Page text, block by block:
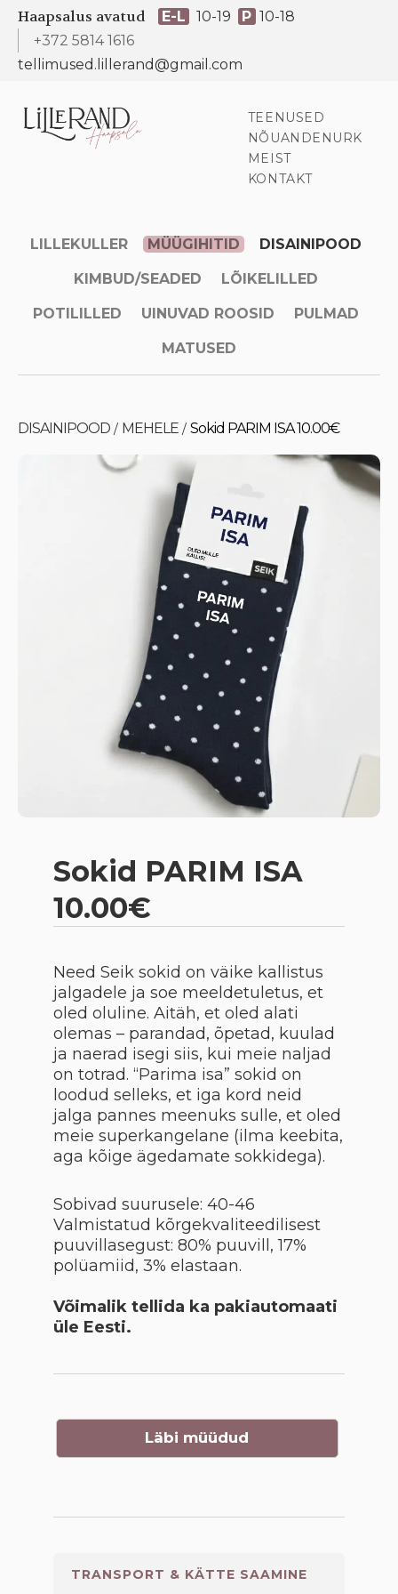
Haapsalus avatud E-L 10-19 P 10-18
+372 5814 1616
tellimused.lillerand@gmail.com
TEENUSED
NÕUANDENURK
MEIST
KONTAKT
LILLEKULLER MÜÜGIHITID DISAINIPOOD
KIMBUD/SEADED LÕIKELILLED
POTILILLED UINUVAD ROOSID PULMAD
MATUSED
DISAINIPOOD / MEHELE / Sokid PARIM ISA 10.00€
Sokid PARIM ISA
10.00€
Need Seik sokid on väike kallistus
jalgadele ja soe meeldetuletus, et
oled oluline. Aitäh, et oled alati
olemas – parandad, õpetad, kuulad
ja naerad isegi siis, kui meie naljad
on totrad. “Parima isa” sokid on
loodud selleks, et iga kord neid
jalga pannes meenuks sulle, et oled
meie superkangelane (ilma keebita,
aga kõige ägedamate sokkidega).
Sobivad suurusele: 40-46
Valmistatud kõrgekvaliteedilisest
puuvillasegust: 80% puuvill, 17%
polüamiid, 3% elastaan.
Võimalik tellida ka pakiautomaati
üle Eesti.
Läbi müüdud
TRANSPORT & KÄTTE SAAMINE